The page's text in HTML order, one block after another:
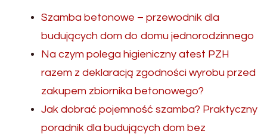
Szamba betonowe – przewodnik dla
budujących dom do domu jednorodzinnego
Na czym polega higieniczny atest PZH
razem z deklaracją zgodności wyrobu przed
zakupem zbiornika betonowego?
Jak dobrać pojemność szamba? Praktyczny
poradnik dla budujących dom bez